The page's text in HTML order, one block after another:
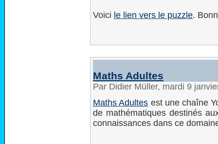
Voici le lien vers le puzzle.
Maths Adultes
Par Didier Müller, mardi 9
Maths Adultes est une chaîne
de mathématiques destinés
connaissances dans ce